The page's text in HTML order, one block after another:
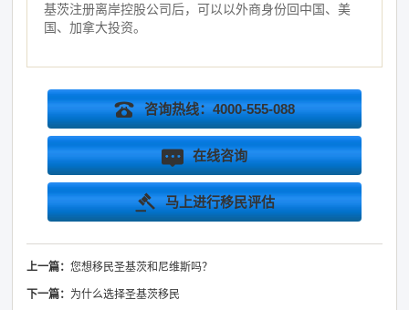
基茨注册离岸控股公司后，可以以外商身份回中国、美
国、加拿大投资。
咨询热线：4000-555-088
在线咨询
马上进行移民评估
上一篇：您想移民圣基茨和尼维斯吗？
下一篇： 为什么选择圣基茨移民